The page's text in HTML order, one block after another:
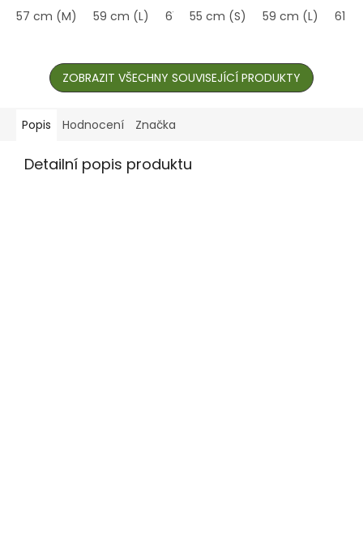
57 cm (M) 59 cm (L) 61 cm (XL)
5
55 cm (S) 59 cm (L) 61
ZOBRAZIT VŠECHNY SOUVISEJÍCÍ PRODUKTY
Popis Hodnocení Značka
Detailní popis produktu